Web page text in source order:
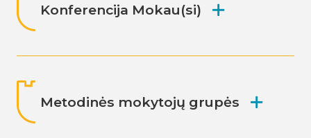
Konferencija Mokau(si)
Metodinės mokytojų grupės